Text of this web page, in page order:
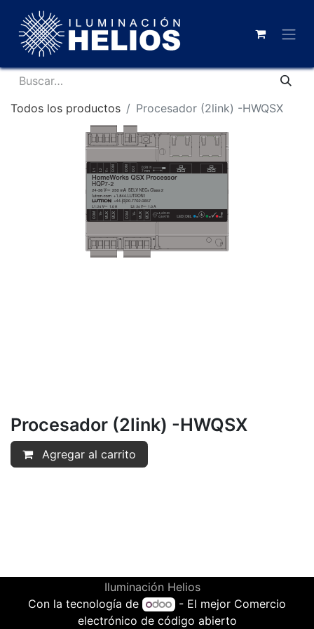
Todos los productos Procesador (2link) -HWQSX
Procesador (2link) -HWQSX
Agregar al carrito
Iluminación Helios
Con la tecnología de
- El mejor Comercio
electrónico de código abierto